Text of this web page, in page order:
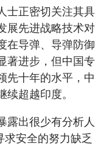
士正密切关注其具
展先进战略技术对
在导弹、导弹防御
著进步，但中国专
先十年的水平，中
超越印度。
露出很少有分析人
安全的努力缺乏